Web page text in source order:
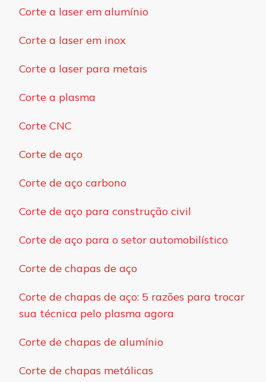
Corte a laser em alumínio
Corte a laser em inox
Corte a laser para metais
Corte a plasma
Corte CNC
Corte de aço
Corte de aço carbono
Corte de aço para construção civil
Corte de aço para o setor automobilístico
Corte de chapas de aço
Corte de chapas de aço: 5 razões para trocar
sua técnica pelo plasma agora
Corte de chapas de alumínio
Corte de chapas metálicas